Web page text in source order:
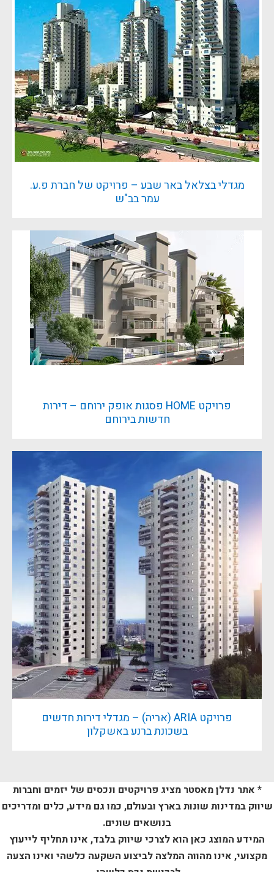
מגדלי בצלאל באר שבע – פרויקט של חברת פ.ע.
עמר בב"ש
פרויקט HOME פסגות אופק ירוחם – דירות
חדשות בירוחם
פרויקט ARIA (אריה) – מגדלי דירות חדשים
בשכונת ברנע באשקלון
* אתר נדלן מאסטר מציג פרויקטים ונכסים של יזמים וחברות
שיווק במדינות שונות בארץ ובעולם, כמו גם מידע, כלים ומדריכים
בנושאים שונים.
המידע המוצג כאן הוא לצרכי שיווק בלבד, אינו תחליף לייעוץ
מקצועי, אינו מהווה המלצה לביצוע השקעה כלשהי ואינו הצעה